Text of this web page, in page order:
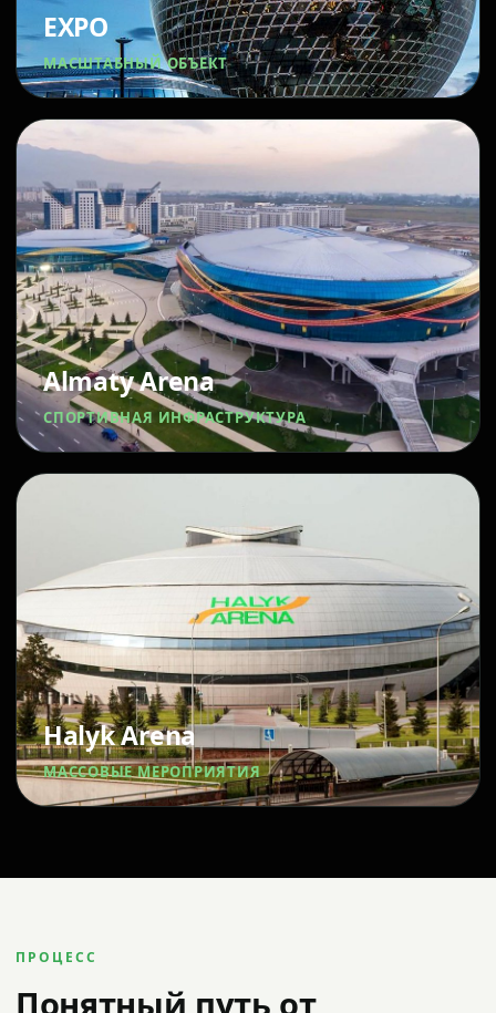
EXPO
МАСШТАБНЫЙ ОБЪЕКТ
Almaty Arena
СПОРТИВНАЯ ИНФРАСТРУКТУРА
Halyk Arena
МАССОВЫЕ МЕРОПРИЯТИЯ
ПРОЦЕСС
Понятный путь от